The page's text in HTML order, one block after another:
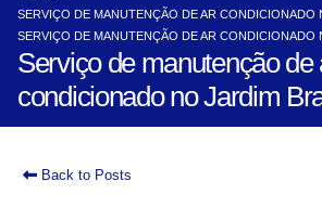
SERVIÇO DE MANUTENÇÃO DE AR CONDICIONADO
SERVIÇO DE MANUTENÇÃO DE AR CONDICIONADO
Serviço de manutenção de
condicionado no Jardim
Back to Posts